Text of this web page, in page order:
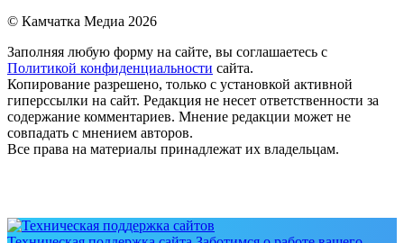
© Камчатка Медиа 2026
Заполняя любую форму на сайте, вы соглашаетесь с
Политикой конфиденциальности сайта.
Копирование разрешено, только с установкой активной
гиперссылки на сайт. Редакция не несет ответственности за
содержание комментариев. Мнение редакции может не
совпадать с мнением авторов.
Все права на материалы принадлежат их владельцам.